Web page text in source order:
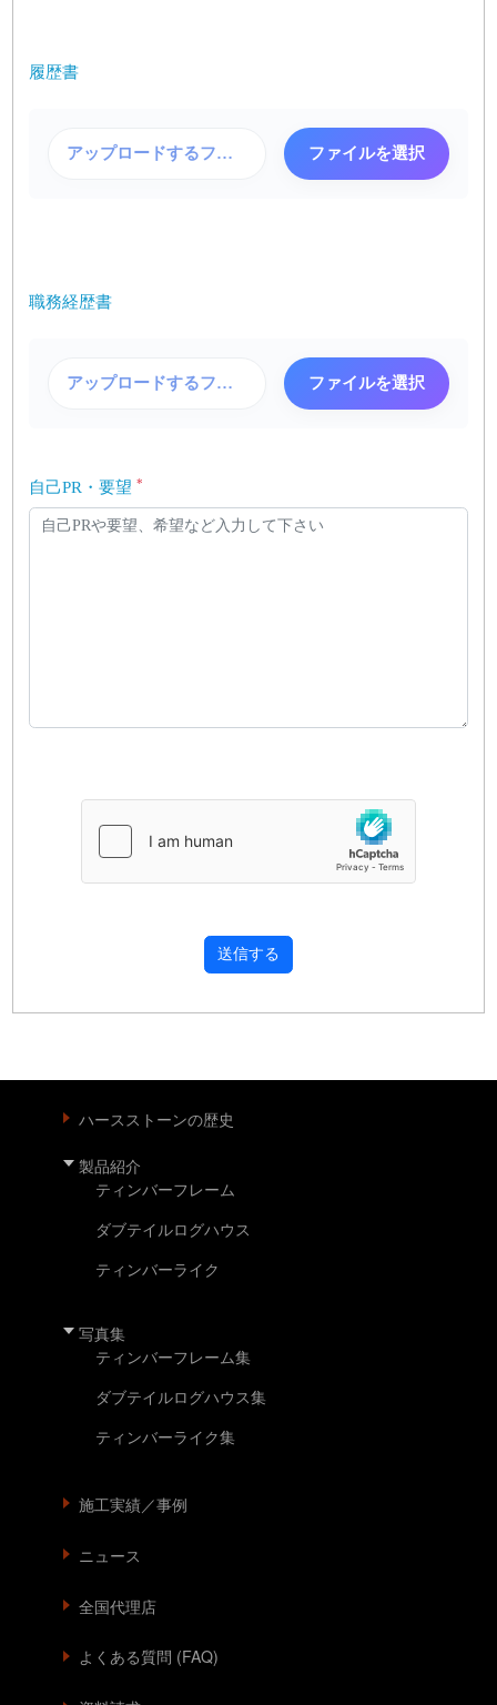
履歴書
アップロードするファイルを選択 ファイルを選択
職務経歴書
アップロードするファイルを選択 ファイルを選択
自己PR・要望 *
送信する
ハースストーンの歴史
製品紹介
ティンバーフレーム
ダブテイルログハウス
ティンバーライク
写真集
ティンバーフレーム集
ダブテイルログハウス集
ティンバーライク集
施工実績／事例
ニュース
全国代理店
よくある質問 (FAQ)